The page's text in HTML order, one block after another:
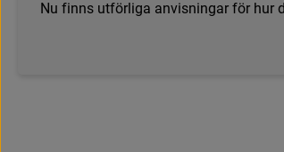
Nu finns utförliga anvisningar för hur d